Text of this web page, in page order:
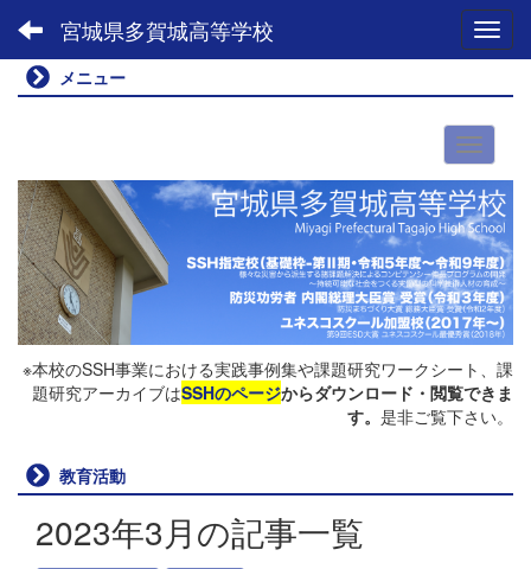
宮城県多賀城高等学校
メニュー
※本校のSSH事業における実践事例集や課題研究ワークシート、課
題研究アーカイブはSSHのページからダウンロード・閲覧できま
す。 是非ご覧下さい。
教育活動
2023年3月の記事一覧